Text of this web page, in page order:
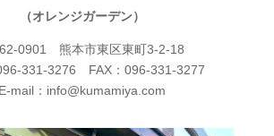
（オレンジガーデン）
0901 熊本市東区東町3-2-18
331-3276 FAX：096-331-3277
E-mail：info@kumamiya.com